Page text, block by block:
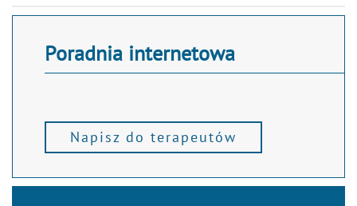
Poradnia internetowa
Napisz do terapeutów